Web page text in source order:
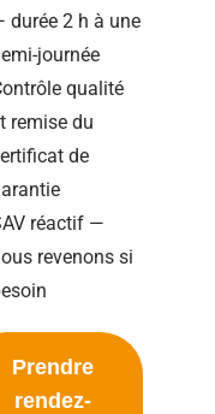
durée 2 h à une
journée
qualité
remise du
de
réactif —
revenons si
Prendre
rendez-